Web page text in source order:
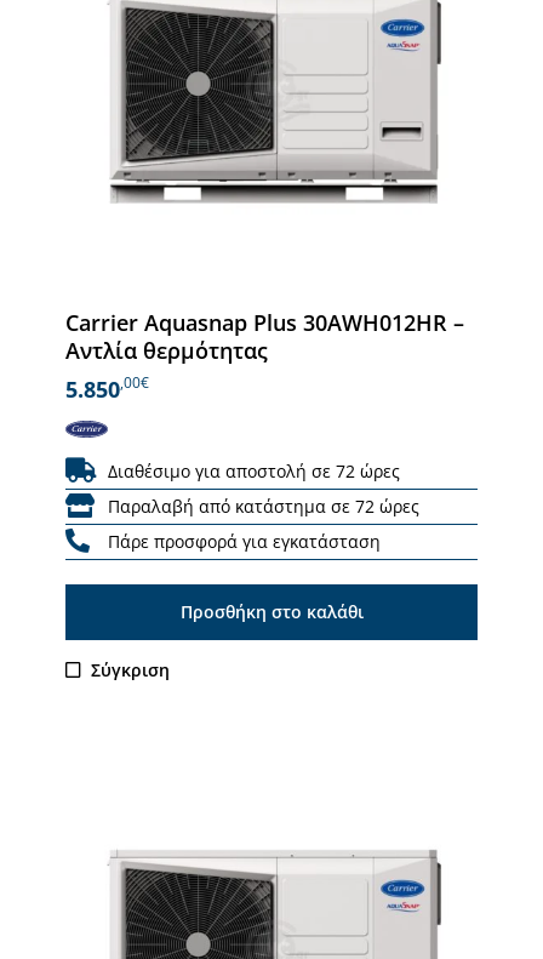
Carrier Aquasnap Plus 30AWH012HR –
Αντλία θερμότητας
5.850,00€
Διαθέσιμο για αποστολή σε 72 ώρες
Παραλαβή από κατάστημα σε 72 ώρες
Πάρε προσφορά για εγκατάσταση
Προσθήκη στο καλάθι
Σύγκριση